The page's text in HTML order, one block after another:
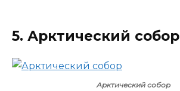
5. Арктический собор
Арктический собор